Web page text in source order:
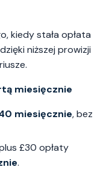
kiedy stała opłata
niższej prowizji
miesięcznie
miesięcznie, bez
£30 opłaty
.